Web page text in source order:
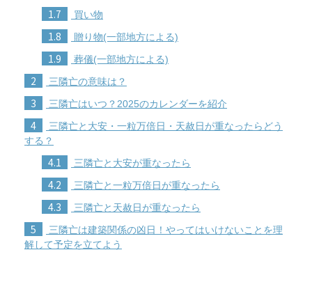
1.7 買い物
1.8 贈り物(一部地方による)
1.9 葬儀(一部地方による)
2 三隣亡の意味は？
3 三隣亡はいつ？2025のカレンダーを紹介
4
三隣亡と大安・一粒万倍日・天赦日が重なったらどう
する？
4.1 三隣亡と大安が重なったら
4.2 三隣亡と一粒万倍日が重なったら
4.3 三隣亡と天赦日が重なったら
5
三隣亡は建築関係の凶日！やってはいけないことを理
解して予定を立てよう